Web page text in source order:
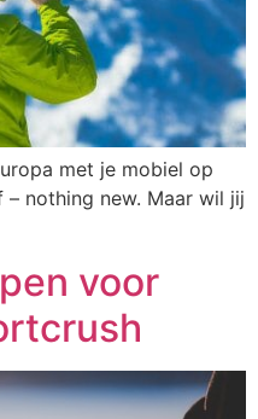
met je mobiel op
nothing new. Maar wil jij
voor